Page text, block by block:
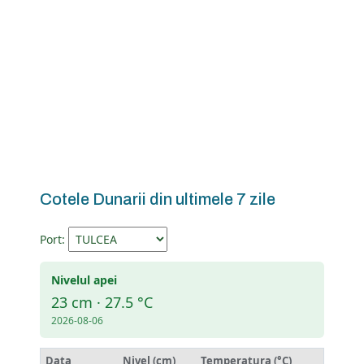
Cotele Dunarii din ultimele 7 zile
Port:
Nivelul apei
23 cm · 27.5 °C
2026-08-06
Data Nivel (cm) Temperatura (°C)